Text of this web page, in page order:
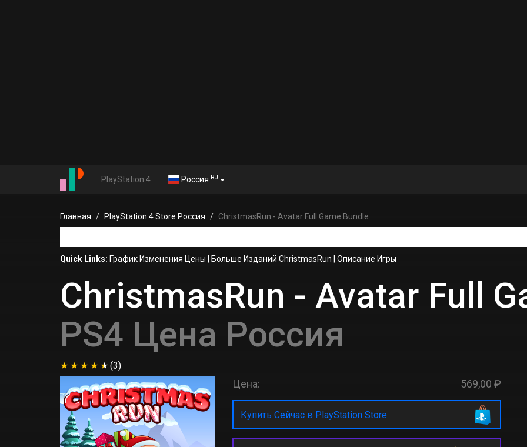
PlayStation 4 Россия RU
Главная PlayStation 4 Store Россия ChristmasRun - Avatar Full Game Bundle
Quick Links: График Изменения Цены Больше Изданий ChristmasRun Описание Игры
ChristmasRun - Avatar Full
PS4 Цена Россия
(3)
Цена: 569,00 ₽
Купить Сейчас в PlayStation Store